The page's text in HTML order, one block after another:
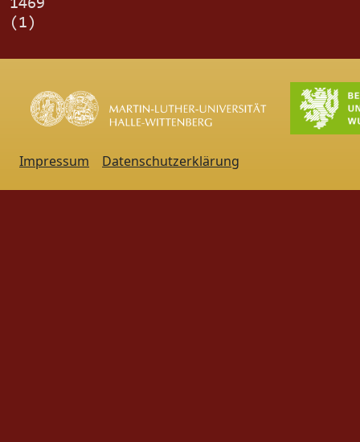
1469
(1)
Impressum Datenschutzerklärung